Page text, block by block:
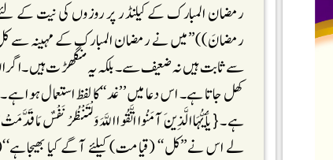
رمضان المبارک کے کیلنڈر پر روزوں کی نیت کے
رمضانَ))’’میں نے رمضان المبارک کے مہینہ سے کل
سے ثابت ہیں نہ ضعیف سے ۔بلکہ یہ منگھڑت ہیں۔اگر
کھل جاتا ہے۔ اس دعا میں ’’غد‘‘کا لفظ استعمال ہوا
ہے ۔{ یأَیُّہَا الَّذِینَ آمَنُوا اتَّقُوا اللَّہَ وَلْتَنْظُرْ نَفْسٌ مَا